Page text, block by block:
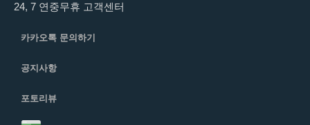
24, 7 연중무휴 고객센터
카카오톡 문의하기
공지사항
포토리뷰